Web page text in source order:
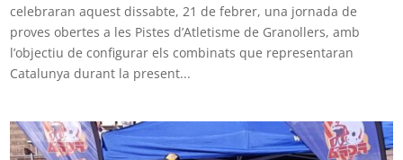
celebraran aquest dissabte, 21 de febrer, una jornada de
proves obertes a les Pistes d’Atletisme de Granollers, amb
l’objectiu de configurar els combinats que representaran
Catalunya durant la present...